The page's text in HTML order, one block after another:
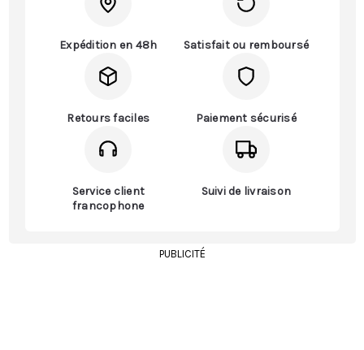
Expédition en 48h Satisfait ou remboursé
Retours faciles Paiement sécurisé
Service client
francophone
Suivi de livraison
PUBLICITÉ